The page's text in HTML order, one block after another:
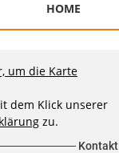
HOME
um die Karte
dem Klick unserer
zu.
Kontakt